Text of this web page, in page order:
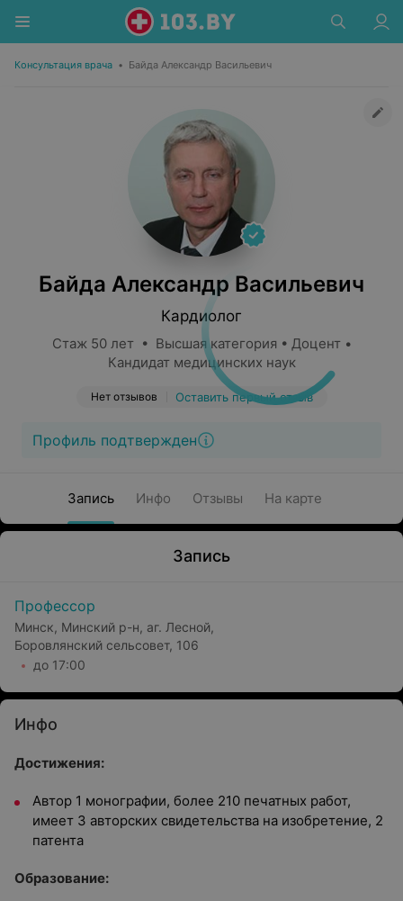
Консультация врача • Байда Александр Васильевич
Байда Александр Васильевич
Кардиолог
Стаж 50 лет • Высшая категория • Доцент •
Кандидат медицинских наук
Нет отзывов Оставить первый отзыв
Профиль подтвержден
Запись Инфо Отзывы На карте
Запись
Профессор
Минск, Минский р-н, аг. Лесной,
Боровлянский сельсовет, 106
до 17:00
Инфо
Достижения:
Автор 1 монографии, более 210 печатных работ,
имеет 3 авторских свидетельства на изобретение, 2
патента
Образование: